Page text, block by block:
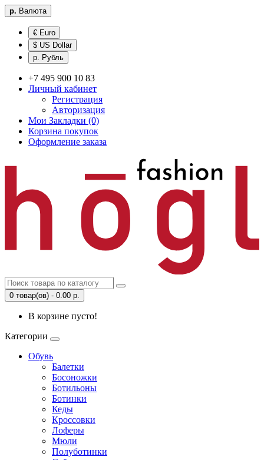
р. Валюта
€ Euro
$ US Dollar
р. Рубль
+7 495 900 10 83
Личный кабинет
Регистрация
Авторизация
Мои Закладки (0)
Корзина покупок
Оформление заказа
0 товар(ов) - 0.00 р.
В корзине пусто!
Категории
Обувь
Балетки
Босоножки
Ботильоны
Ботинки
Кеды
Кроссовки
Лоферы
Мюли
Полуботинки